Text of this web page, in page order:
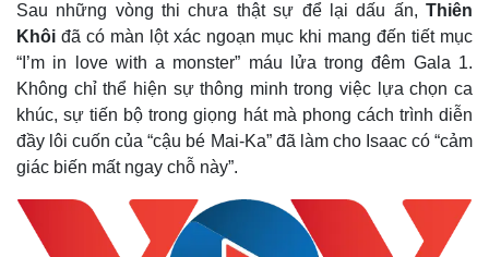
Sau những vòng thi chưa thật sự để lại dấu ấn, Thiên
Khôi đã có màn lột xác ngoạn mục khi mang đến tiết mục
“I’m in love with a monster” máu lửa trong đêm Gala 1.
Không chỉ thể hiện sự thông minh trong việc lựa chọn ca
khúc, sự tiến bộ trong giọng hát mà phong cách trình diễn
đầy lôi cuốn của “cậu bé Mai-Ka” đã làm cho Isaac có “cảm
giác biến mất ngay chỗ này”.